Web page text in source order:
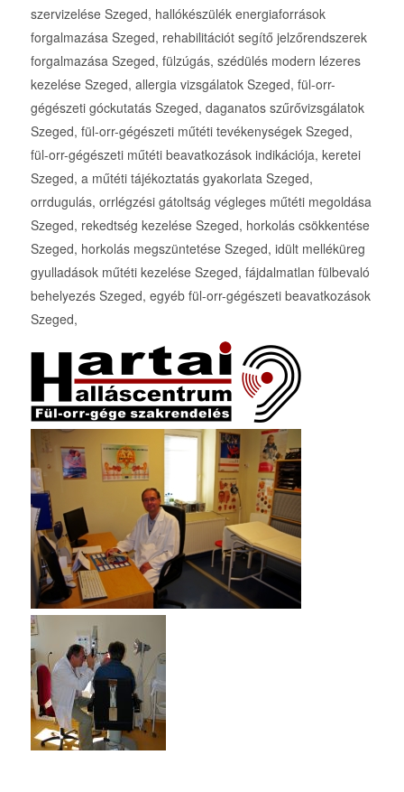
szervizelése Szeged, hallókészülék energiaforrások
forgalmazása Szeged, rehabilitációt segítő jelzőrendszerek
forgalmazása Szeged, fülzúgás, szédülés modern lézeres
kezelése Szeged, allergia vizsgálatok Szeged, fül-orr-
gégészeti góckutatás Szeged, daganatos szűrővizsgálatok
Szeged, fül-orr-gégészeti műtéti tevékenységek Szeged,
fül-orr-gégészeti műtéti beavatkozások indikációja, keretei
Szeged, a műtéti tájékoztatás gyakorlata Szeged,
orrdugulás, orrlégzési gátoltság végleges műtéti megoldása
Szeged, rekedtség kezelése Szeged, horkolás csökkentése
Szeged, horkolás megszüntetése Szeged, idült melléküreg
gyulladások műtéti kezelése Szeged, fájdalmatlan fülbevaló
behelyezés Szeged, egyéb fül-orr-gégészeti beavatkozások
Szeged,